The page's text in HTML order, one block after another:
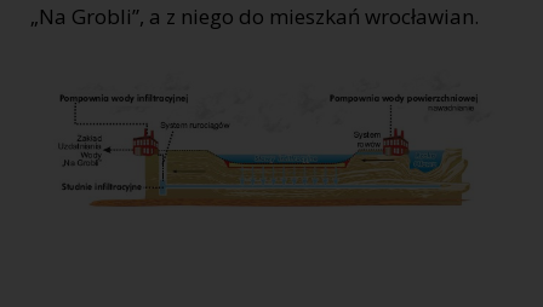
„Na Grobli”, a z niego do mieszkań wrocławian.